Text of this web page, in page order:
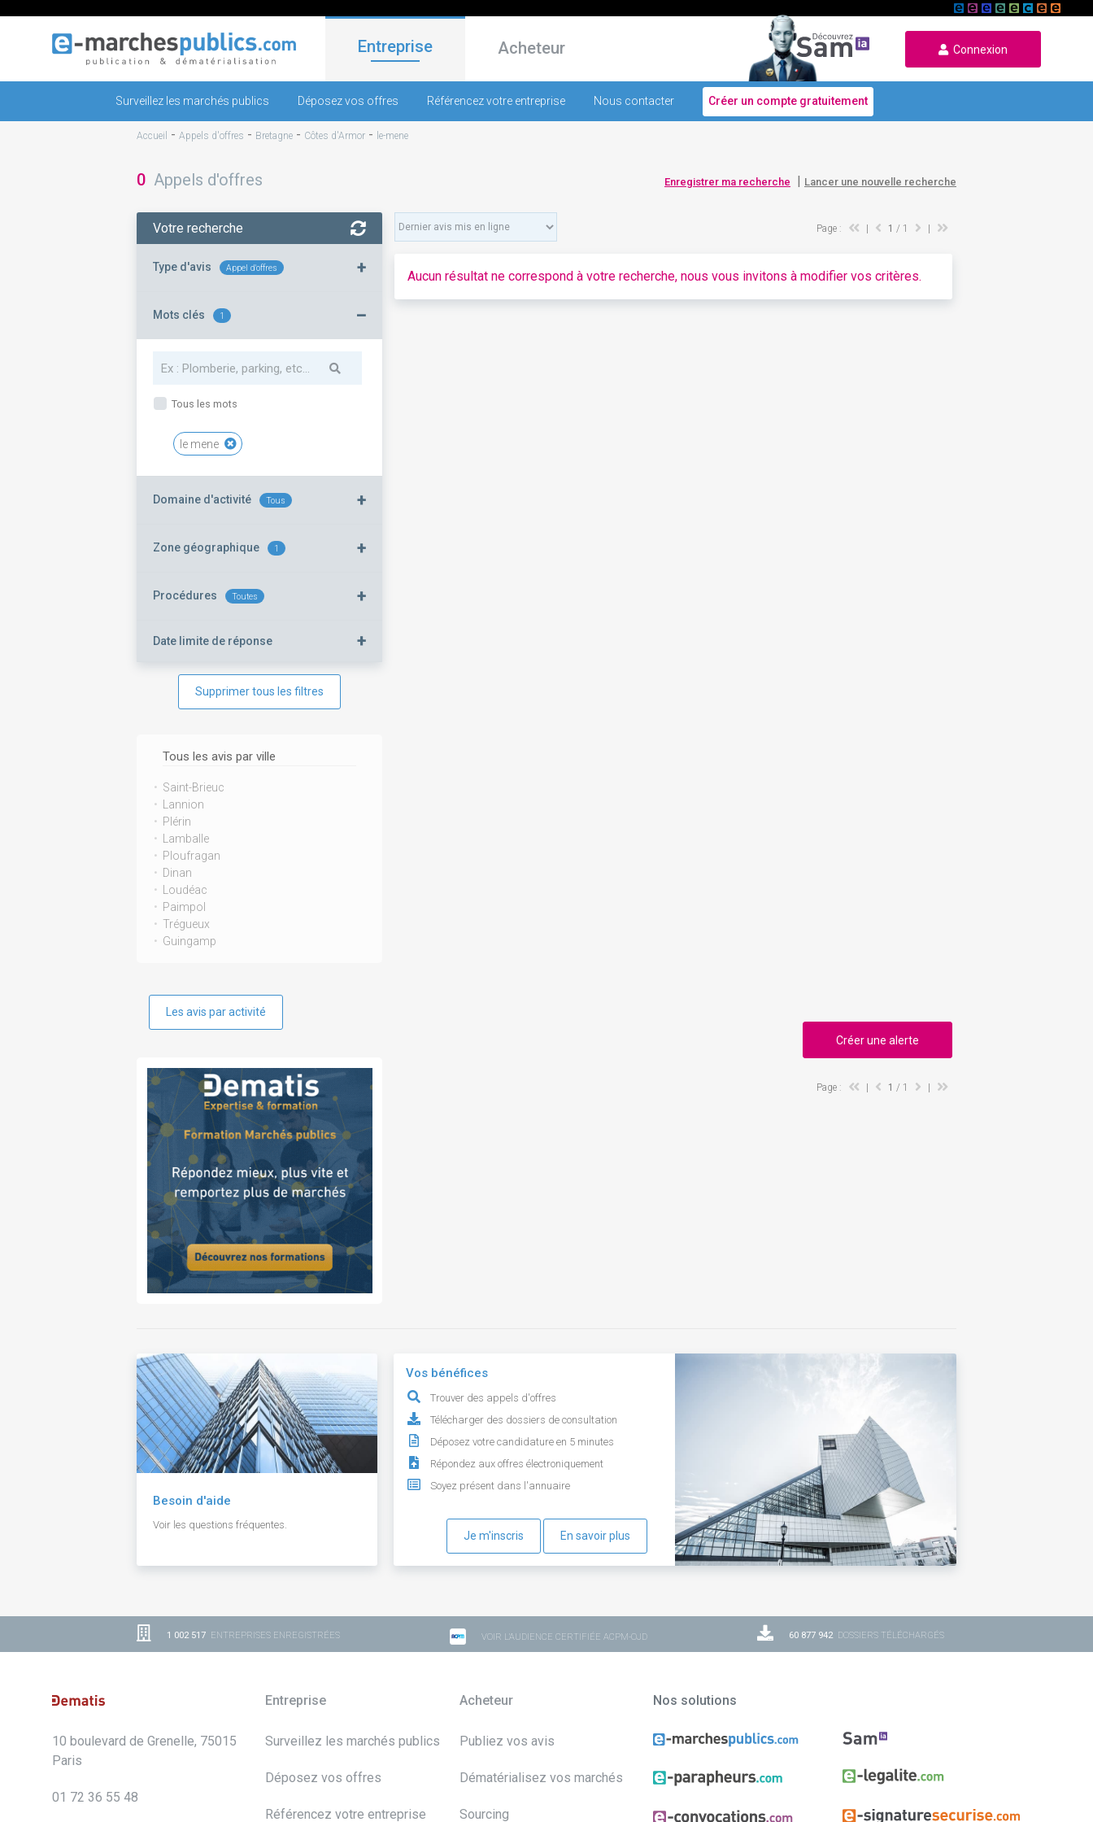
Entreprise Acheteur Connexion
Surveillez les marchés publics Déposez vos offres Référencez votre entreprise Nous contacter Créer un compte gratuitement
Accueil - Appels d'offres - Bretagne - Côtes d'Armor - le-mene
0 Appels d'offres Enregistrer ma recherche | Lancer une nouvelle recherche
Votre recherche
Type d'avis Appel d'offres +
Mots clés 1 –
Tous les mots
le mene
Domaine d'activité Tous +
Zone géographique 1 +
Procédures Toutes +
Date limite de réponse +
Supprimer tous les filtres
Tous les avis par ville
Saint-Brieuc
Lannion
Plérin
Lamballe
Ploufragan
Dinan
Loudéac
Paimpol
Trégueux
Guingamp
Les avis par activité
Page : 1 / 1
Aucun résultat ne correspond à votre recherche, nous vous invitons à modifier vos critères.
Créer une alerte
Page : 1 / 1
Besoin d'aide
Voir les questions fréquentes.
Vos bénéfices
Trouver des appels d'offres
Télécharger des dossiers de consultation
Déposez votre candidature en 5 minutes
Répondez aux offres électroniquement
Soyez présent dans l'annuaire
Je m'inscris En savoir plus
1 002 517 ENTREPRISES ENREGISTRÉES VOIR L'AUDIENCE CERTIFIÉE ACPM-OJD 60 877 942DOSSIERS TÉLÉCHARGÉS
10 boulevard de Grenelle, 75015
Paris
01 72 36 55 48
Entreprise
Surveillez les marchés publics
Déposez vos offres
Référencez votre entreprise
Acheteur
Publiez vos avis
Dématérialisez vos marchés
Sourcing
Nos solutions